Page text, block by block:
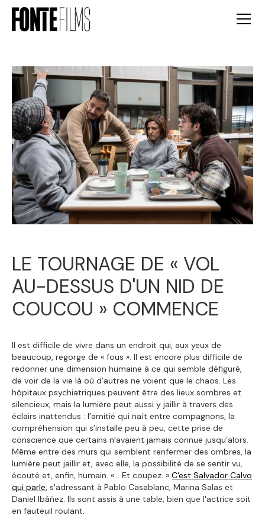
LE TOURNAGE DE « VOL
AU-DESSUS D'UN NID DE
COUCOU » COMMENCE
Il est difficile de vivre dans un endroit qui, aux yeux de
beaucoup, regorge de « fous ». Il est encore plus difficile de
redonner une dimension humaine à ce qui semble défiguré,
de voir de la vie là où d’autres ne voient que le chaos. Les
hôpitaux psychiatriques peuvent être des lieux sombres et
silencieux, mais la lumière peut aussi y jaillir à travers des
éclairs inattendus : l’amitié qui naît entre compagnons, la
compréhension qui s’installe peu à peu, cette prise de
conscience que certains n’avaient jamais connue jusqu’alors.
Même entre des murs qui semblent renfermer des ombres, la
lumière peut jaillir et, avec elle, la possibilité de se sentir vu,
écouté et, enfin, humain. «... Et coupez. » C'est Salvador Calvo
qui parle, s'adressant à Pablo Casablanc, Marina Salas et
Daniel Ibáñez. Ils sont assis à une table, bien que l'actrice soit
en fauteuil roulant.